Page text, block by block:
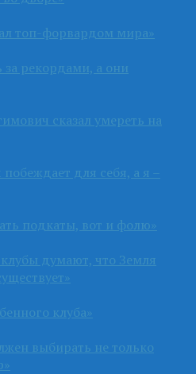
топ-форвардом мира»
рекордами, а они
сказал умереть на
для себя, а я –
подкаты, вот и фолю»
думают, что Земля
клуба»
выбирать не только